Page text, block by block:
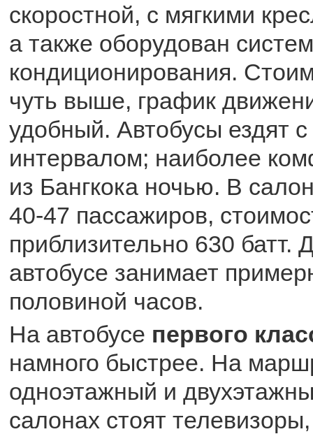
скоростной, с мягкими
а также оборудован
кондиционирования.
чуть выше, график
удобный. Автобусы ездят
интервалом; наиболее
из Бангкока ночью. В
40-47 пассажиров,
приблизительно 630 батт.
автобусе занимает
половиной часов.
На автобусе первого
намного быстрее. На
одноэтажный и
салонах стоят